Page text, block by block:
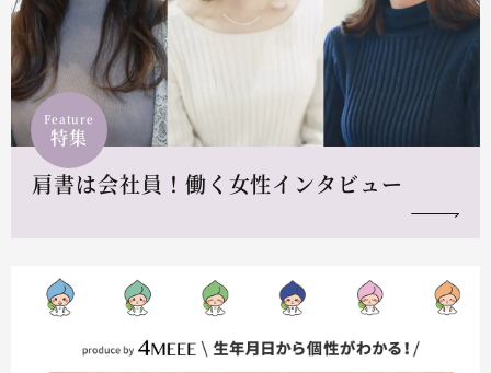
Feature
特集
肩書は会社員！働く女性インタビュー